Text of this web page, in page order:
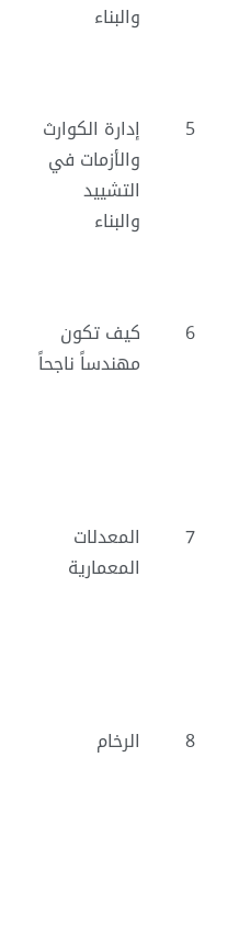
والبناء
5
إدارة الكوارث
والأزمات في
التشييد
والبناء
6
كيف تكون
مهندساً ناجحاً
7
المعدلات
المعمارية
8 الرخام